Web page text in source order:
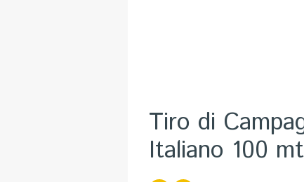
Tiro di
Italiano 100